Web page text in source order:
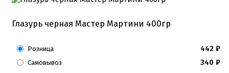
Глазурь черная Мастер Мартини 400гр
Розница 442 ₽
Самовывоз 340 ₽